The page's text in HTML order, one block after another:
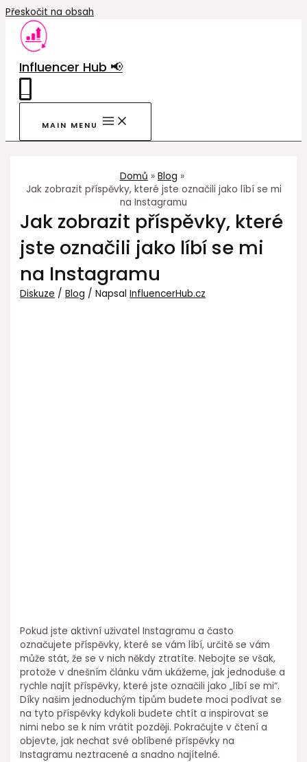
Přeskočit na obsah
Influencer Hub 📢
MAIN MENU
Domů
Blog
Jak zobrazit příspěvky, které jste označili jako líbí se mi
na Instagramu
Jak zobrazit příspěvky, které
jste označili jako líbí se mi
na Instagramu
Diskuze /Blog / NapsalInfluencerHub.cz
Pokud jste aktivní uživatel Instagramu a často
označujete příspěvky, které se vám líbí, určitě se vám
může stát, že se v nich někdy ztratíte. Nebojte se však,
protože v dnešním článku vám ukážeme, jak jednoduše a
rychle najít příspěvky, které jste označili jako „líbí se mi“.
Díky našim jednoduchým tipům budete moci podívat se
na tyto příspěvky kdykoli budete chtít a inspirovat se
nimi nebo se k nim vrátit později. Pokračujte v čtení a
objevte, jak nechat své oblíbené příspěvky na
Instagramu neztracené a snadno najítelné.